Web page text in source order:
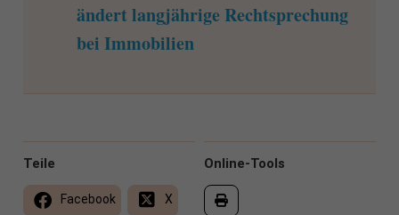
ändert langjährige Rechtsprechung
bei Immobilien
Online-Tools
Teile
Facebook X